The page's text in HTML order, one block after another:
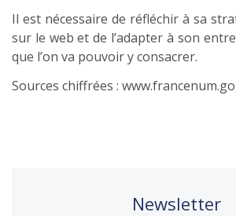
Il est nécessaire de réfléchir à sa
sur le web et de l’adapter à son
que l’on va pouvoir y consacrer.
Sources chiffrées :
Newsletter